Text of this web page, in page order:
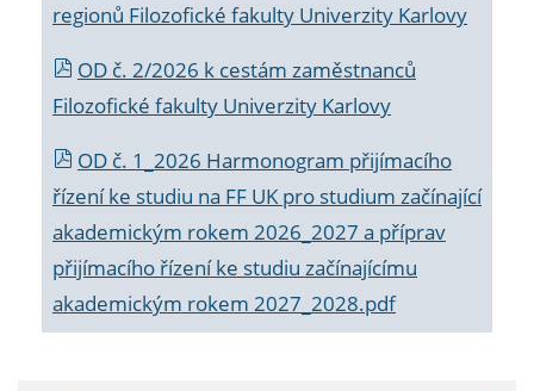
regionů Filozofické fakulty Univerzity Karlovy
OD č. 2/2026 k cestám zaměstnanců
Filozofické fakulty Univerzity Karlovy
OD č. 1_2026 Harmonogram přijímacího
řízení ke studiu na FF UK pro studium začínající
akademickým rokem 2026_2027 a příprav
přijímacího řízení ke studiu začínajícímu
akademickým rokem 2027_2028.pdf